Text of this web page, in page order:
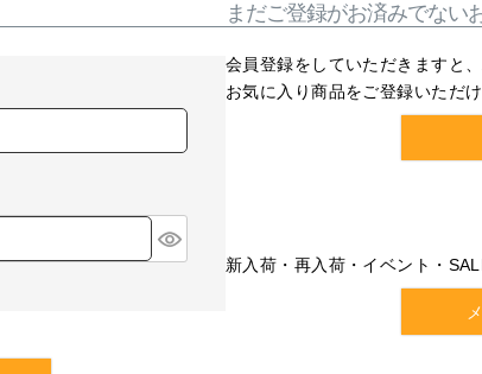
まだご登録がお済みでない
会員登録をしていただきますと
お気に入り商品をご登録いただ
新入荷・再入荷・イベント・